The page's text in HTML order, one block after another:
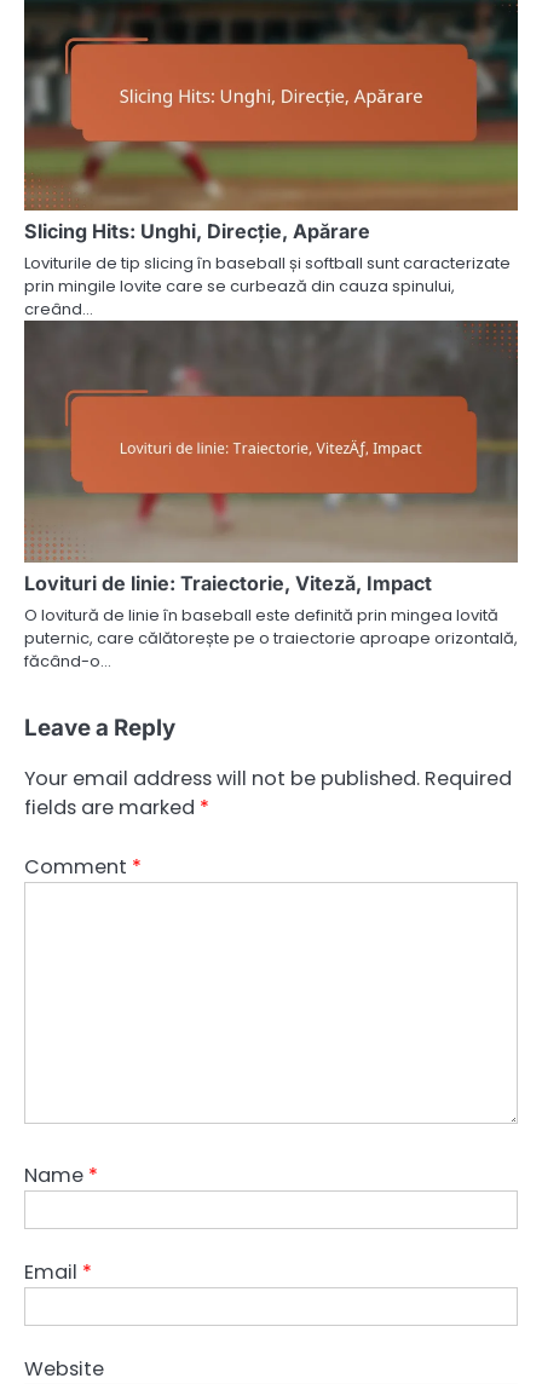
Slicing Hits: Unghi, Direcție, Apărare
Loviturile de tip slicing în baseball și softball sunt caracterizate
prin mingile lovite care se curbează din cauza spinului,
creând…
Lovituri de linie: Traiectorie, Viteză, Impact
O lovitură de linie în baseball este definită prin mingea lovită
puternic, care călătorește pe o traiectorie aproape orizontală,
făcând-o…
Leave a Reply
Your email address will not be published. Required
fields are marked *
Comment *
Name *
Email *
Website